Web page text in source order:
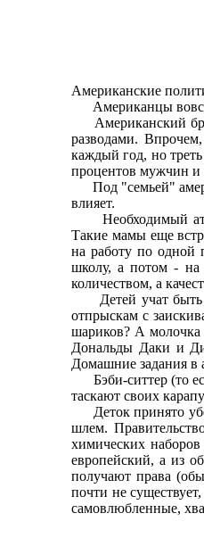
Американские
Американцы вовсю
Американский
разводами.
каждый год, но
процентов мужчин и
Под "семьей"
влияет.
Необходимый
Такие мамы еще
на работу по одной
школу, а потом - на
количеством, а
Детей учат быть
отпрыскам с
шариков? А молочка
Дональды Даки и
Домашние задания в
Бэби-ситтер (то
таскают своих
Деток принято
шлем.
химических
европейский, а из
получают права
почти не
самовлюбленные,